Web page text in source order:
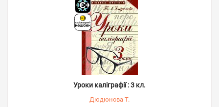
Уроки каліграфії : 3 кл.
Дюдюнова Т.